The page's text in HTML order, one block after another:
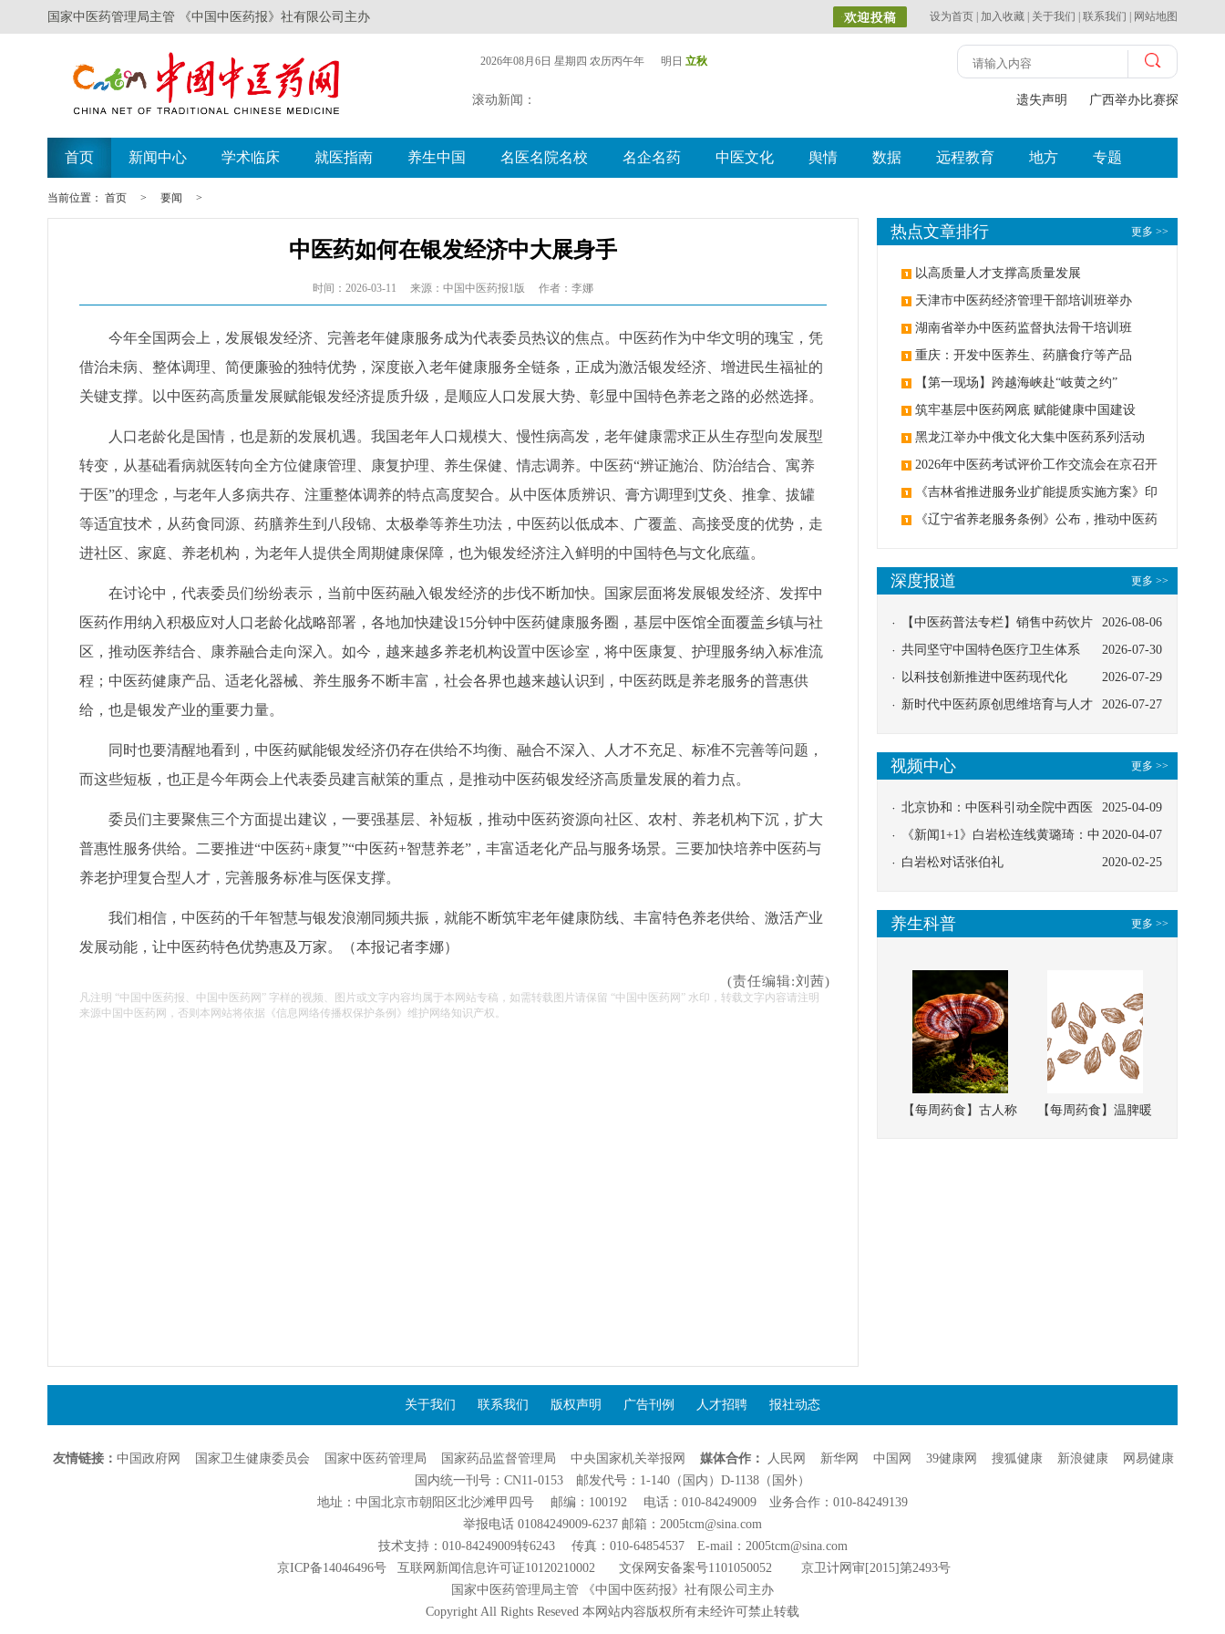
国家中医药管理局主管 《中国中医药报》社有限公司主办 设为首页 加入收藏 关于我们 联系我们 网站地图
2026年08月6日 星期四 农历丙午年 明日 立秋
滚动新闻： 遗失声明 广西举办比赛探索中
首页 新闻中心 学术临床 就医指南 养生中国 名医名院名校 名企名药 中医文化 舆情 数据 远程教育 地方 专题
当前位置： 首页 > 要闻 >
中医药如何在银发经济中大展身手
时间：2026-03-11 来源：中国中医药报1版 作者：李娜
今年全国两会上，发展银发经济、完善老年健康服务成为代表委员热议的焦点。中医药作为中华文明的瑰宝，凭
借治未病、整体调理、简便廉验的独特优势，深度嵌入老年健康服务全链条，正成为激活银发经济、增进民生福祉的
关键支撑。以中医药高质量发展赋能银发经济提质升级，是顺应人口发展大势、彰显中国特色养老之路的必然选择。
人口老龄化是国情，也是新的发展机遇。我国老年人口规模大、慢性病高发，老年健康需求正从生存型向发展型
转变，从基础看病就医转向全方位健康管理、康复护理、养生保健、情志调养。中医药“辨证施治、防治结合、寓养
于医”的理念，与老年人多病共存、注重整体调养的特点高度契合。从中医体质辨识、膏方调理到艾灸、推拿、拔罐
等适宜技术，从药食同源、药膳养生到八段锦、太极拳等养生功法，中医药以低成本、广覆盖、高接受度的优势，走
进社区、家庭、养老机构，为老年人提供全周期健康保障，也为银发经济注入鲜明的中国特色与文化底蕴。
在讨论中，代表委员们纷纷表示，当前中医药融入银发经济的步伐不断加快。国家层面将发展银发经济、发挥中
医药作用纳入积极应对人口老龄化战略部署，各地加快建设15分钟中医药健康服务圈，基层中医馆全面覆盖乡镇与社
区，推动医养结合、康养融合走向深入。如今，越来越多养老机构设置中医诊室，将中医康复、护理服务纳入标准流
程；中医药健康产品、适老化器械、养生服务不断丰富，社会各界也越来越认识到，中医药既是养老服务的普惠供
给，也是银发产业的重要力量。
同时也要清醒地看到，中医药赋能银发经济仍存在供给不均衡、融合不深入、人才不充足、标准不完善等问题，
而这些短板，也正是今年两会上代表委员建言献策的重点，是推动中医药银发经济高质量发展的着力点。
委员们主要聚焦三个方面提出建议，一要强基层、补短板，推动中医药资源向社区、农村、养老机构下沉，扩大
普惠性服务供给。二要推进“中医药+康复”“中医药+智慧养老”，丰富适老化产品与服务场景。三要加快培养中医药与
养老护理复合型人才，完善服务标准与医保支撑。
我们相信，中医药的千年智慧与银发浪潮同频共振，就能不断筑牢老年健康防线、丰富特色养老供给、激活产业
发展动能，让中医药特色优势惠及万家。（本报记者李娜）
(责任编辑:刘茜)
凡注明 “中国中医药报、中国中医药网” 字样的视频、图片或文字内容均属于本网站专稿，如需转载图片请保留 “中国中医药网” 水印，转载文字内容请注明
来源中国中医药网，否则本网站将依据《信息网络传播权保护条例》维护网络知识产权。
更多 >>
热点文章排行
以高质量人才支撑高质量发展
天津市中医药经济管理干部培训班举办
湖南省举办中医药监督执法骨干培训班
重庆：开发中医养生、药膳食疗等产品
【第一现场】跨越海峡赴“岐黄之约”
筑牢基层中医药网底 赋能健康中国建设
黑龙江举办中俄文化大集中医药系列活动
2026年中医药考试评价工作交流会在京召开
《吉林省推进服务业扩能提质实施方案》印
发：创建中医类国家医学中心
《辽宁省养老服务条例》公布，推动中医药
更多 >>
深度报道
2026-08-06
【中医药普法专栏】销售中药饮片
应告知煎服方法及注意事项
2026-07-30
共同坚守中国特色医疗卫生体系
2026-07-29
以科技创新推进中医药现代化
2026-07-27
新时代中医药原创思维培育与人才
更多 >>
视频中心
2025-04-09
北京协和：中医科引动全院中西医
协同
2020-04-07
《新闻1+1》白岩松连线黄璐琦：中
医救治的临床效果
2020-02-25
白岩松对话张伯礼
更多 >>
养生科普
【每周药食】古人称
【每周药食】温脾暖
关于我们 联系我们 版权声明 广告刊例 人才招聘 报社动态
友情链接： 中国政府网 国家卫生健康委员会 国家中医药管理局 国家药品监督管理局 中央国家机关举报网 媒体合作： 人民网 新华网 中国网 39健康网 搜狐健康 新浪健康
网易健康
国内统一刊号：CN11-0153 邮发代号：1-140（国内）D-1138（国外）
地址：中国北京市朝阳区北沙滩甲四号 邮编：100192 电话：010-84249009 业务合作：010-84249139
举报电话 01084249009-6237 邮箱：2005tcm@sina.com
技术支持：010-84249009转6243 传真：010-64854537 E-mail：2005tcm@sina.com
京ICP备14046496号
互联网新闻信息许可证10120210002文保网安备案号1101050052 京卫计网审[2015]第2493号
国家中医药管理局主管 《中国中医药报》社有限公司主办
Copyright All Rights Reseved 本网站内容版权所有未经许可禁止转载